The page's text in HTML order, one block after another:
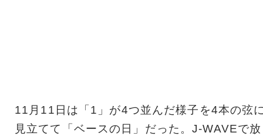
11月11日は「1」が4つ並んだ様子を4本の弦
見立てて「ベースの日」だった。J-WAVEで放